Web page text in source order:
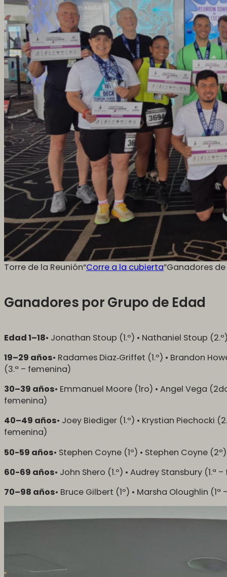
Torre de la Reunión“Corre a la cubierta”Ganadores
Ganadores por Grupo de Edad
Edad 1–18• Jonathan Stoup (1.º) • Nathaniel Stoup
19–29 años• Radames Diaz‑Griffet (1.º) • Brandon
(3.ª – femenina)
30–39 años• Emmanuel Moore (1ro) • Angel Vega
femenina)
40–49 años• Joey Biediger (1.º) • Krystian Piechocki
femenina)
50-59 años• Stephen Coyne (1º) • Stephen Coyne
60-69 años• John Shero (1.º) • Audrey Stansbury
70–98 años• Bruce Gilbert (1º) • Marsha Oloughlin